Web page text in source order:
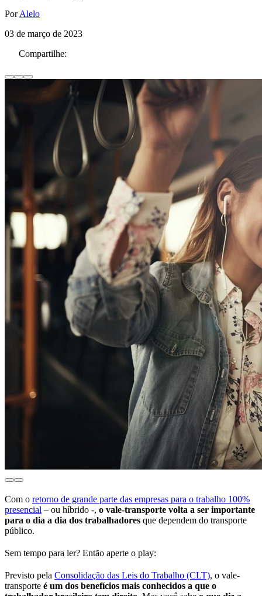
PorAlelo
03 de março de 2023
Compartilhe:
Com o retorno de grande parte das empresas para o trabalho 100%
presencial – ou híbrido -, o vale-transporte volta a ser importante
para o dia a dia dos trabalhadores que dependem do transporte
público.
Sem tempo para ler? Então aperte o play:
Previsto pela Consolidação das Leis do Trabalho (CLT), o vale-
transporte é um dos benefícios mais conhecidos a que o